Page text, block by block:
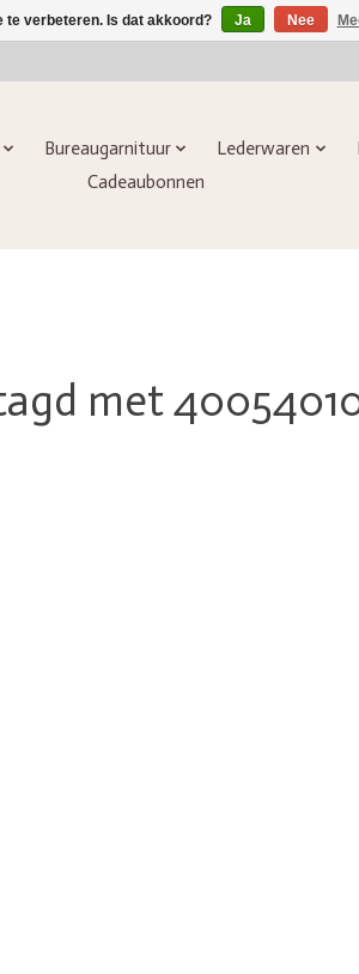
Bureaugarnituur Lederwaren
Cadeaubonnen
met
te verbeteren. Is dat akkoord? Ja Nee